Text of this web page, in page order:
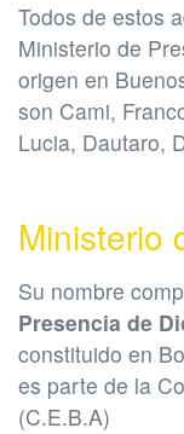
Todos de estos
Ministerio de
origen en
son Cami,
Lucia, Dautaro,
Ministerio
Su nombre
Presencia de
constituido en
es parte de la
(C.E.B.A)